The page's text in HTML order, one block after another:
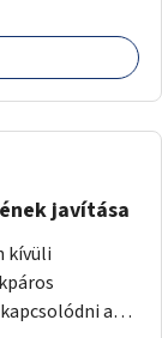
javítása
kívüli
a